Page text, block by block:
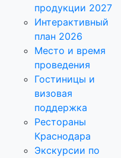
продукции 2027
Интерактивный
план 2026
Место и время
проведения
Гостиницы и
визовая
поддержка
Рестораны
Краснодара
Экскурсии по